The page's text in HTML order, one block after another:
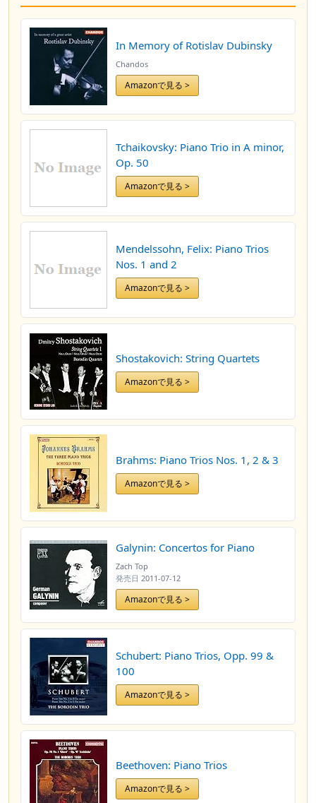
In Memory of Rotislav Dubinsky
Chandos
Amazonで見る >
Tchaikovsky: Piano Trio in A minor,
Op. 50
Amazonで見る >
Mendelssohn, Felix: Piano Trios
Nos. 1 and 2
Amazonで見る >
Shostakovich: String Quartets
Amazonで見る >
Brahms: Piano Trios Nos. 1, 2 & 3
Amazonで見る >
Galynin: Concertos for Piano
Zach Top
発売日 2011-07-12
Amazonで見る >
Schubert: Piano Trios, Opp. 99 &
100
Amazonで見る >
Beethoven: Piano Trios
Amazonで見る >